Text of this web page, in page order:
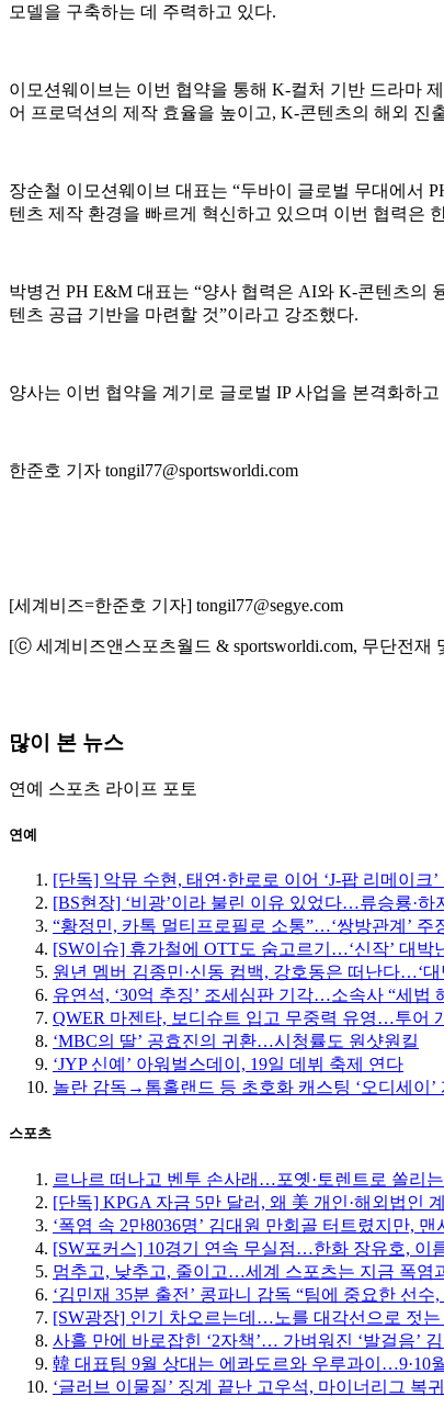
모델을 구축하는 데 주력하고 있다.
이모션웨이브는 이번 협약을 통해 K-컬처 기반 드라마
어 프로덕션의 제작 효율을 높이고, K-콘텐츠의 해외 진
장순철 이모션웨이브 대표는 “두바이 글로벌 무대에서
텐츠 제작 환경을 빠르게 혁신하고 있으며 이번 협력은
박병건 PH E&M 대표는 “양사 협력은 AI와 K-콘텐츠의
텐츠 공급 기반을 마련할 것”이라고 강조했다.
양사는 이번 협약을 계기로 글로벌 IP 사업을 본격화하
한준호 기자 tongil77@sportsworldi.com
[세계비즈=한준호 기자] tongil77@segye.com
[ⓒ 세계비즈앤스포츠월드 & sportsworldi.com, 무단전재
많이 본 뉴스
연예 스포츠 라이프 포토
연예
[단독] 악뮤 수현, 태연·한로로 이어 ‘J-팝 리메이크
[BS현장] ‘비광’이라 불린 이유 있었다…류승룡·하
“황정민, 카톡 멀티프로필로 소통”…‘쌍방관계’ 주
[SW이슈] 휴가철에 OTT도 숨고르기…‘신작’ 대박
원년 멤버 김종민·신동 컴백, 강호동은 떠난다…‘
유연석, ‘30억 추징’ 조세심판 기각…소속사 “세법
QWER 마젠타, 보디슈트 입고 무중력 유영…투어
‘MBC의 딸’ 공효진의 귀환…시청률도 원샷원킬
‘JYP 신예’ 아워벌스데이, 19일 데뷔 축제 연다
놀란 감독→톰홀랜드 등 초호화 캐스팅 ‘오디세이
스포츠
르나르 떠나고 벤투 손사래…포옛·토렌트로 쏠리
[단독] KPGA 자금 5만 달러, 왜 美 개인·해외법인
‘폭염 속 2만8036명’ 김대원 만회골 터트렸지만,
[SW포커스] 10경기 연속 무실점…한화 장유호, 이
멈추고, 낮추고, 줄이고…세계 스포츠는 지금 폭염
‘김민재 35분 출전’ 콩파니 감독 “팀에 중요한 선
[SW광장] 인기 차오르는데…노를 대각선으로 젓는
사흘 만에 바로잡힌 ‘2자책’… 가벼워진 ‘발걸음’
韓 대표팀 9월 상대는 에콰도르와 우루과이…9·10
‘글러브 이물질’ 징계 끝난 고우석, 마이너리그 복